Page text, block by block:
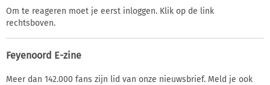
Om te reageren moet je eerst inloggen. Klik op de link
rechtsboven.
Feyenoord E-zine
Meer dan 142.000 fans zijn lid van onze nieuwsbrief. Meld je ook